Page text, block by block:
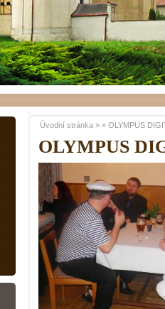
OLYMPUS
Úvodní stránka » » OLYMPUS